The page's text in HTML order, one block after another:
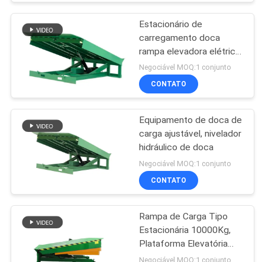
NOS
NOTÍCIAS
SOLICITE UM
ORÇAMENTO
MAPA
POLÍTICA
Mini Scissor Lift
26
Plataforma de
elevação vertical
37
Estacionário de
carregamento doca
rampa elevadora elétrica
nivelador doca para
carregamento de carga
15 toneladas
Negociável MOQ:1 conjunto
CONTATO
Equipamento de doca de
carga ajustável, nivelador
hidráulico de doca
Negociável MOQ:1 conjunto
CONTATO
Rampa de Carga Tipo
Estacionária 10000Kg,
Plataforma Elevatória
Hidráulica para Carga e
Negociável MOQ:1 conjunto